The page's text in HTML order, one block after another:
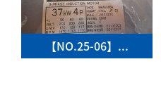
【NO.25-06】...